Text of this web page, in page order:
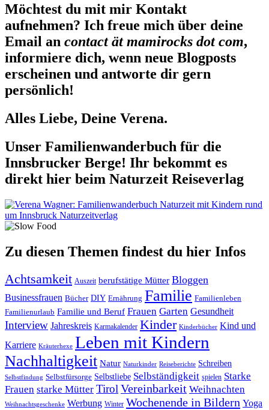
Möchtest du mit mir Kontakt
aufnehmen? Ich freue mich über deine
Email an contact ät mamirocks dot com,
informiere dich, wenn neue Blogposts
erscheinen und antworte dir gern
persönlich!
Alles Liebe, Deine Verena.
Unser Familienwanderbuch für die
Innsbrucker Berge! Ihr bekommt es
direkt hier beim Naturzeit Reiseverlag
Zu diesen Themen findest du hier Infos
Achtsamkeit Auszeit berufstätige Mütter Bloggen
Businessfrauen Bücher DIY Ernährung Familie Familienleben
Familienurlaub Familie und Beruf Frauen Garten Gesundheit
Interview Jahreskreis Karmakalender Kinder Kinderbücher Kind und
Karriere Kräuterhexe Leben mit Kindern
Nachhaltigkeit Natur Naturkinder Reiseberichte Schreiben
Selbstfindung Selbstfürsorge Selbstliebe Selbständigkeit spielen Starke
Frauen starke Mütter TirolVereinbarkeit Weihnachten
Weihnachtsgeschenke Werbung Winter Wochenende in Bildern Yoga